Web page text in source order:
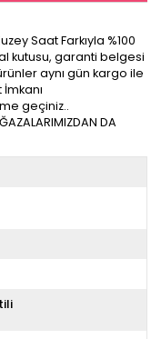
Saat Farkıyla %100
kutusu, garanti belgesi
aynı gün kargo ile
geçiniz..
DA